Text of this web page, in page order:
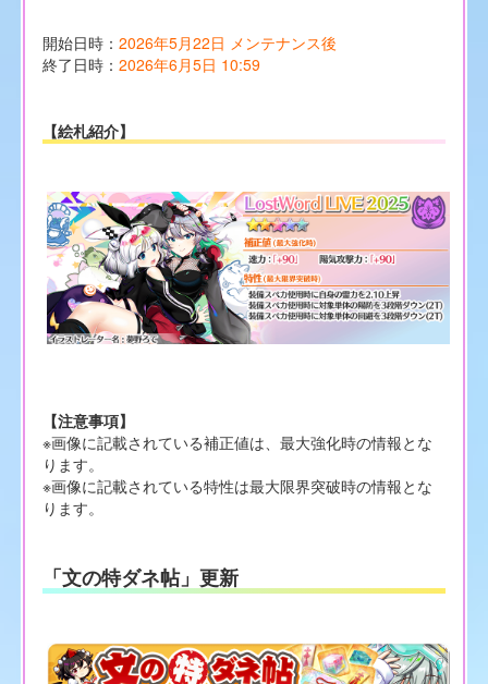
開始日時： 2026年5月22日 メンテナンス後
終了日時： 2026年6月5日 10:59
【絵札紹介】
【注意事項】
※画像に記載されている補正値は、最大強化時の情報とな
ります。
※画像に記載されている特性は最大限界突破時の情報とな
ります。
「文の特ダネ帖」更新